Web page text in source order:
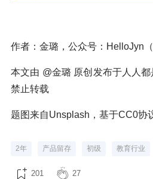
作者：金璐，公众号：HelloJyn
本文由 @金璐 原创发布于人人都
禁止转载
题图来自Unsplash，基于CC0协
2年 产品留存 初级 教育行业
201 27